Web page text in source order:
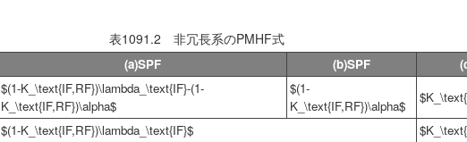
表1091.2 非冗長系のPMHF式
(a)SPF (b)SPF
$(1-K_\text{IF,RF})\lambda_\text{IF}-(1-
K_\text{IF,RF})\alpha$
$(1-
K_\text{IF,RF})\alpha$
$(1-K_\text{IF,RF})\lambda_\text{IF}$